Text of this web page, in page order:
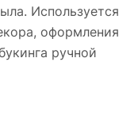
Используется
оформления
ручной